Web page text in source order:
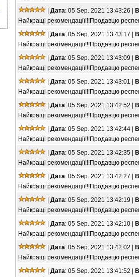
| Дата: 05 Sep. 2021 13:43:26 |
Найкращі рекомендації!!!Продавцю
| Дата: 05 Sep. 2021 13:43:17 |
Найкращі рекомендації!!!Продавцю
| Дата: 05 Sep. 2021 13:43:09 |
Найкращі рекомендації!!!Продавцю
| Дата: 05 Sep. 2021 13:43:01 |
Найкращі рекомендації!!!Продавцю
| Дата: 05 Sep. 2021 13:42:52 |
Найкращі рекомендації!!!Продавцю
| Дата: 05 Sep. 2021 13:42:44 |
Найкращі рекомендації!!!Продавцю
| Дата: 05 Sep. 2021 13:42:35 |
Найкращі рекомендації!!!Продавцю
| Дата: 05 Sep. 2021 13:42:27 |
Найкращі рекомендації!!!Продавцю
| Дата: 05 Sep. 2021 13:42:19 |
Найкращі рекомендації!!!Продавцю
| Дата: 05 Sep. 2021 13:42:10 |
Найкращі рекомендації!!!Продавцю
| Дата: 05 Sep. 2021 13:42:02 |
Найкращі рекомендації!!!Продавцю
| Дата: 05 Sep. 2021 13:41:52 |